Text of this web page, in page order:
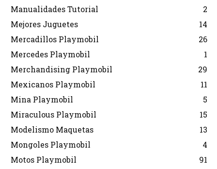
Manualidades Tutorial
2
Mejores Juguetes
14
Mercadillos Playmobil
26
Mercedes Playmobil
1
Merchandising Playmobil
29
Mexicanos Playmobil
11
Mina Playmobil
5
Miraculous Playmobil
15
Modelismo Maquetas
13
Mongoles Playmobil
4
Motos Playmobil
91